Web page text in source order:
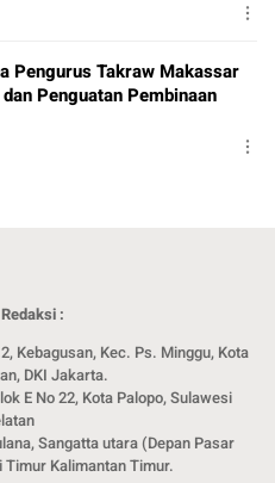
Pengurus Takraw Makassar
Penguatan Pembinaan
:
Kebagusan, Kec. Ps. Minggu, Kota
DKI Jakarta.
E No 22, Kota Palopo, Sulawesi
Sangatta utara (Depan Pasar
Kalimantan Timur.